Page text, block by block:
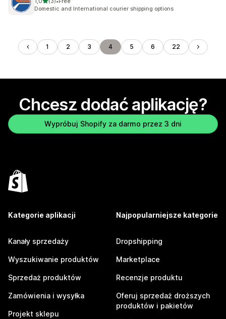
Łączna liczba recenzji: 3
Domestic and International courier shipping options
1 2 3 4 5 6 22
Chcesz dodać aplikację?
Wypróbuj Shopify za darmo przez 3 dni
Kategorie aplikacji
Kanały sprzedaży
Wyszukiwanie produktów
Sprzedaż produktów
Zamówienia i wysyłka
Projekt sklepu
Najpopularniejsze kategorie
Dropshipping
Marketplace
Recenzje produktu
Oferuj sprzedaż droższych
produktów i pakietów